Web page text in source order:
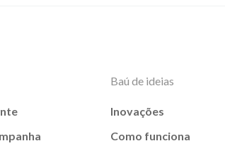
Baú de ideias
Inovações
Como funciona